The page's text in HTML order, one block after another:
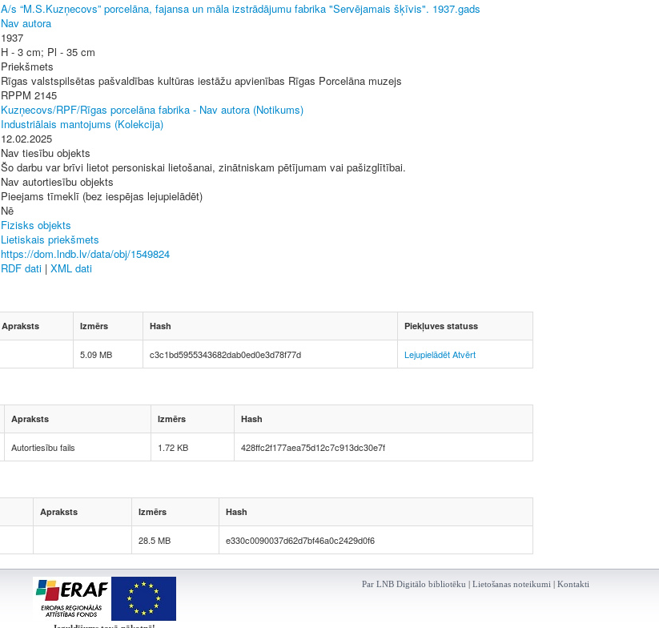
A/s “M.S.Kuzņecovs” porcelāna, fajansa un māla izstrādājumu fabrika "Servējamais šķīvis". 1937.gads
Nav autora
1937
H - 3 cm; Pl - 35 cm
Priekšmets
Rīgas valstspilsētas pašvaldības kultūras iestāžu apvienības Rīgas Porcelāna muzejs
RPPM 2145
Kuzņecovs/RPF/Rīgas porcelāna fabrika - Nav autora (Notikums)
Industriālais mantojums (Kolekcija)
12.02.2025
Nav tiesību objekts
Šo darbu var brīvi lietot personiskai lietošanai, zinātniskam pētījumam vai pašizglītībai.
Nav autortiesību objekts
Pieejams tīmeklī (bez iespējas lejupielādēt)
Nē
Fizisks objekts
Lietiskais priekšmets
https://dom.lndb.lv/data/obj/1549824
RDF dati | XML dati
Apraksts Izmērs Hash Piekļuves statuss
5.09 MB c3c1bd5955343682dab0ed0e3d78f77d LejupielādētAtvērt
Apraksts Izmērs Hash
Autortiesību fails 1.72 KB 428ffc2f177aea75d12c7c913dc30e7f
Apraksts Izmērs Hash
28.5 MB e330c0090037d62d7bf46a0c2429d0f6
Par LNB Digitālo bibliotēku | Lietošanas noteikumi | Kontakti